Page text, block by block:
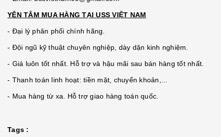
YÊN TÂM MUA HÀNG TẠI USS VIỆT NAM
- Đại lý phân phối chính hãng.
- Đội ngũ kỹ thuật chuyên nghiệp, dày dặn kinh nghiệm.
- Giá luôn tốt nhất. Hỗ trợ và hậu mãi sau bán hàng tốt nhất.
- Thanh toán linh hoạt: tiền mặt, chuyển khoản,...
- Mua hàng từ xa. Hỗ trợ giao hàng toán quốc.
Tags :